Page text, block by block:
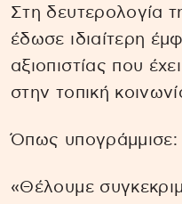
Στη δευτερολογία
έδωσε ιδιαίτερη
αξιοπιστίας που
στην τοπική
Όπως υπογράμμισε:
«Θέλουμε